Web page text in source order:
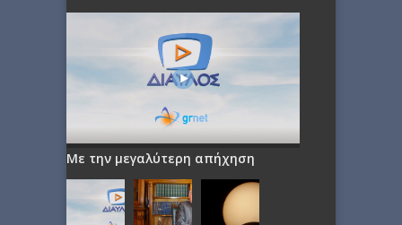
Με την μεγαλύτερη απήχηση